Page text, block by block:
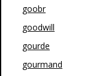
goobr
goodwill
gourde
gourmand